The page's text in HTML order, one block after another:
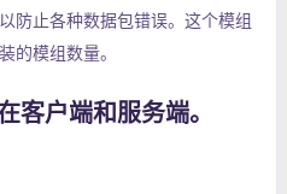
防止各种数据包错误。这个模组
的模组数量。
客户端和服务端。